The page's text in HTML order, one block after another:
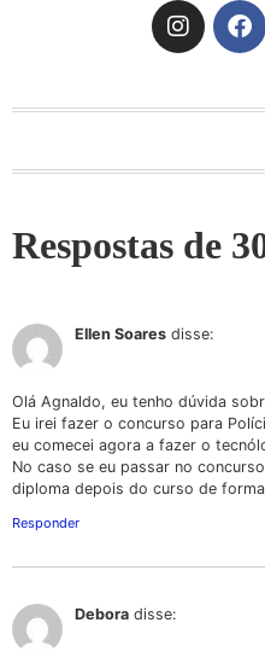
Respostas de
Ellen Soares disse:
Olá Agnaldo, eu tenho dúvida
Eu irei fazer o concurso para
eu comecei agora a fazer o
No caso se eu passar no
diploma depois do curso de
Responder
Debora disse: